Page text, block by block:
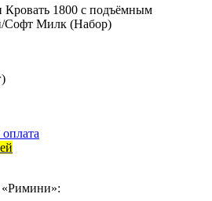
1800 с подъёмным
Софт Милк (Набор)
«Римини»: